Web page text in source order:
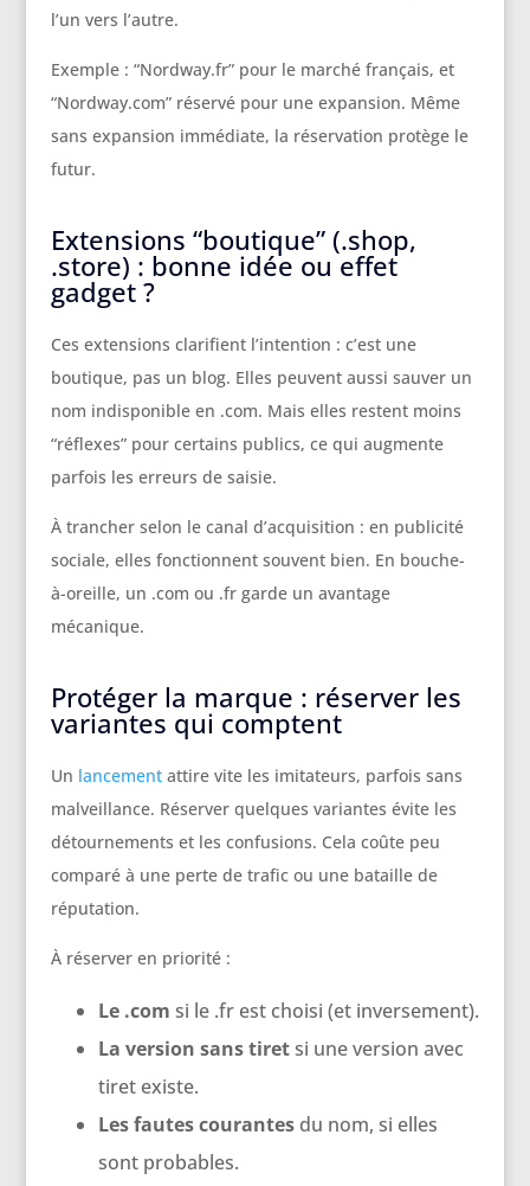
l’un vers l’autre.
Exemple : “Nordway.fr” pour le marché français, et
“Nordway.com” réservé pour une expansion. Même
sans expansion immédiate, la réservation protège le
futur.
Extensions “boutique” (.shop,
.store) : bonne idée ou effet
gadget ?
Ces extensions clarifient l’intention : c’est une
boutique, pas un blog. Elles peuvent aussi sauver un
nom indisponible en .com. Mais elles restent moins
“réflexes” pour certains publics, ce qui augmente
parfois les erreurs de saisie.
À trancher selon le canal d’acquisition : en publicité
sociale, elles fonctionnent souvent bien. En bouche-
à-oreille, un .com ou .fr garde un avantage
mécanique.
Protéger la marque : réserver les
variantes qui comptent
Un lancementattire vite les imitateurs, parfois sans
malveillance. Réserver quelques variantes évite les
détournements et les confusions. Cela coûte peu
comparé à une perte de trafic ou une bataille de
réputation.
À réserver en priorité :
Le .com si le .fr est choisi (et inversement).
La version sans tiretsi une version avec
tiret existe.
Les fautes courantesdu nom, si elles
sont probables.